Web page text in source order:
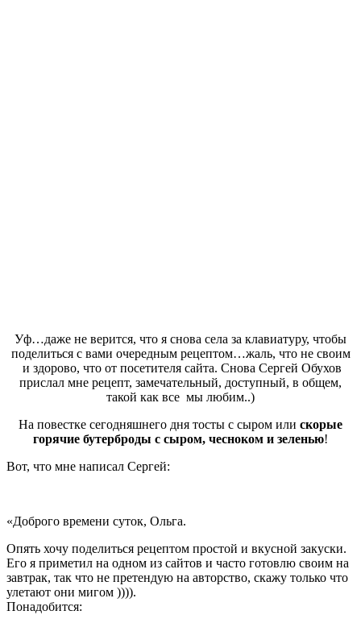
Уф…даже не верится, что я снова села за клавиатуру, чтобы
поделиться с вами очередным рецептом…жаль, что не своим
и здорово, что от посетителя сайта. Снова Сергей Обухов
прислал мне рецепт, замечательный, доступный, в общем,
такой как все мы любим..)
На повестке сегодняшнего дня тосты с сыром или скорые
горячие бутерброды с сыром, чесноком и зеленью!
Вот, что мне написал Сергей:
«Доброго времени суток, Ольга.
Опять хочу поделиться рецептом простой и вкусной закуски.
Его я приметил на одном из сайтов и часто готовлю своим на
завтрак, так что не претендую на авторство, скажу только что
улетают они мигом )))).
Понадобится: